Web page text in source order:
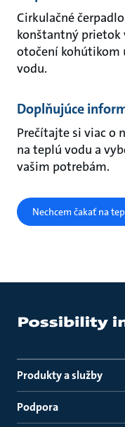
Cirkulačné
konštantný
otočení kohútikom
vodu.
Doplňujúce
Prečítajte si viac o
na teplú vodu a
vašim potrebám.
Nechcem čakať na
Produkty a služby
Podpora